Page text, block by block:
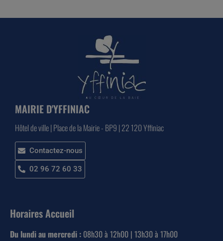
MAIRIE D'YFFINIAC
Hôtel de ville | Place de la Mairie - BP9 | 22 120 Yffiniac
Contactez-nous
02 96 72 60 33
Horaires Accueil
Du lundi au mercredi : 08h30 à 12h00 | 13h30 à 17h00